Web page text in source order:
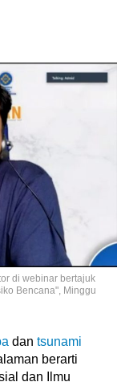
di webinar bertajuk
Bencana", Minggu
dan tsunami
berarti
dan Ilmu